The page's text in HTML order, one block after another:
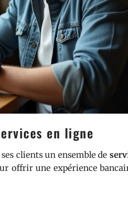
en ligne
clients un ensemble de
offrir une expérience